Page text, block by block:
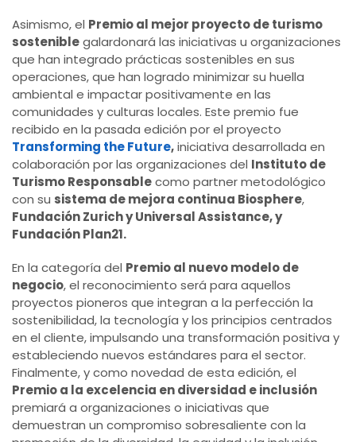
Asimismo, el Premio al mejor proyecto de turismo
sosteniblegalardonará las iniciativas u organizaciones
que han integrado prácticas sostenibles en sus
operaciones, que han logrado minimizar su huella
ambiental e impactar positivamente en las
comunidades y culturas locales. Este premio fue
recibido en la pasada edición por el proyecto
Transforming the Future,iniciativa desarrollada en
colaboración por las organizaciones del Instituto de
Turismo Responsablecomo partner metodológico
con su sistema de mejora continua Biosphere,
Fundación Zurich y Universal Assistance, y
Fundación Plan21.
En la categoría del Premio al nuevo modelo de
negocio, el reconocimiento será para aquellos
proyectos pioneros que integran a la perfección la
sostenibilidad, la tecnología y los principios centrados
en el cliente, impulsando una transformación positiva y
estableciendo nuevos estándares para el sector.
Finalmente, y como novedad de esta edición, el
Premio a la excelencia en diversidad e inclusión
premiará a organizaciones o iniciativas que
demuestran un compromiso sobresaliente con la